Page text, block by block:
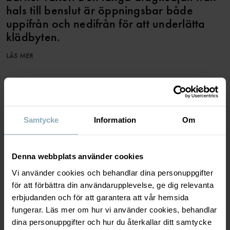
Samtycke Information Om
Denna webbplats använder cookies
Vi använder cookies och behandlar dina personuppgifter
för att förbättra din användarupplevelse, ge dig relevanta
erbjudanden och för att garantera att vår hemsida
fungerar. Läs mer om hur vi använder cookies, behandlar
dina personuppgifter och hur du återkallar ditt samtycke
hals till benslut är öppningsbar både
uppifrån och nedifrån för att underlätta
klädbyten.
Artikelnummer:60603280
Tillverkningsland:Bangladesh
Fabrik
LÄS MER
MATERIAL & SKÖTSELRÅD
Material
95% Cotton Organic
HÅLLBARHET
LEVERANS & RETUR